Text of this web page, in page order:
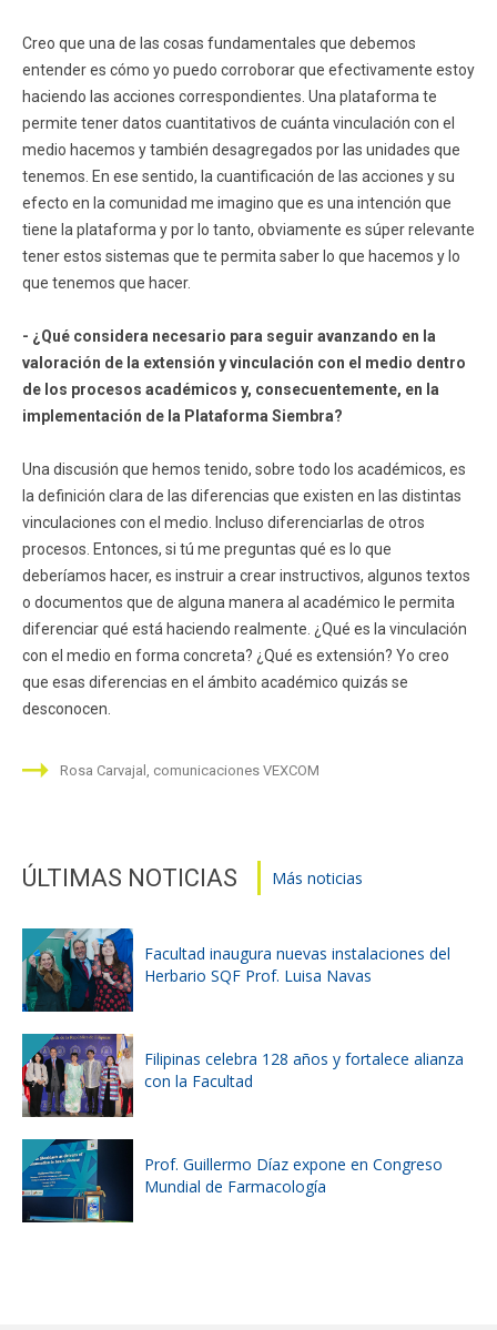
Creo que una de las cosas fundamentales que debemos
entender es cómo yo puedo corroborar que efectivamente estoy
haciendo las acciones correspondientes. Una plataforma te
permite tener datos cuantitativos de cuánta vinculación con el
medio hacemos y también desagregados por las unidades que
tenemos. En ese sentido, la cuantificación de las acciones y su
efecto en la comunidad me imagino que es una intención que
tiene la plataforma y por lo tanto, obviamente es súper relevante
tener estos sistemas que te permita saber lo que hacemos y lo
que tenemos que hacer.
- ¿Qué considera necesario para seguir avanzando en la
valoración de la extensión y vinculación con el medio dentro
de los procesos académicos y, consecuentemente, en la
implementación de la Plataforma Siembra?
Una discusión que hemos tenido, sobre todo los académicos, es
la definición clara de las diferencias que existen en las distintas
vinculaciones con el medio. Incluso diferenciarlas de otros
procesos. Entonces, si tú me preguntas qué es lo que
deberíamos hacer, es instruir a crear instructivos, algunos textos
o documentos que de alguna manera al académico le permita
diferenciar qué está haciendo realmente. ¿Qué es la vinculación
con el medio en forma concreta? ¿Qué es extensión? Yo creo
que esas diferencias en el ámbito académico quizás se
desconocen.
Rosa Carvajal, comunicaciones VEXCOM
ÚLTIMAS NOTICIAS Más noticias
Facultad inaugura nuevas instalaciones del
Herbario SQF Prof. Luisa Navas
Filipinas celebra 128 años y fortalece alianza
con la Facultad
Prof. Guillermo Díaz expone en Congreso
Mundial de Farmacología